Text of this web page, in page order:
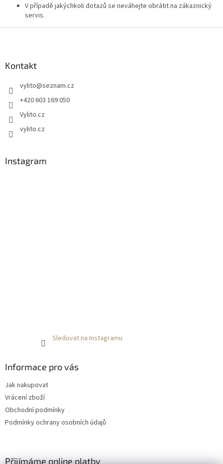
V případě jakýchkoli dotazů se neváhejte obrátit na zákaznický
servis.
Kontakt
vylito@seznam.cz
+420 603 169 050
Vylito.cz
vylito.cz
Instagram
Sledovat na Instagramu
Informace pro vás
Jak nakupovat
Vrácení zboží
Obchodní podmínky
Podmínky ochrany osobních údajů
Přijímáme online platby